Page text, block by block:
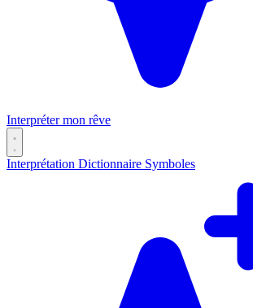
Interpréter mon rêve
Interprétation Dictionnaire Symboles